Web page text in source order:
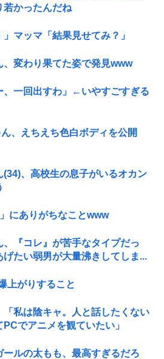
若かったんだね
マッマ「結果見せてみ？」
、変わり果てた姿で発見www
、一回出すわ」←いやすごすぎる
、えちえち色白ボディを公開
(34)、高校生の息子がいるオカン
にありがちなことwww
、『コレ』が苦手なタイプだっ
たい弱男が大量沸きしてしま...
上がりすること
私は陰キャ。人と話したくない
でアニメを観ていたい」
ールの太もも、最高すぎるだろ